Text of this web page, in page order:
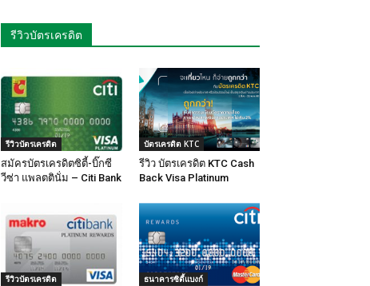
รีวิวบัตรเครดิต
รีวิวบัตรเครดิต
สมัครบัตรเครดิตซิตี้-บิ๊กซี
วีซ่า แพลตตินั่ม – Citi Bank
บัตรเครดิต KTC
รีวิว บัตรเครดิต KTC Cash
Back Visa Platinum
รีวิวบัตรเครดิต ธนาคารซิตี้แบงก์